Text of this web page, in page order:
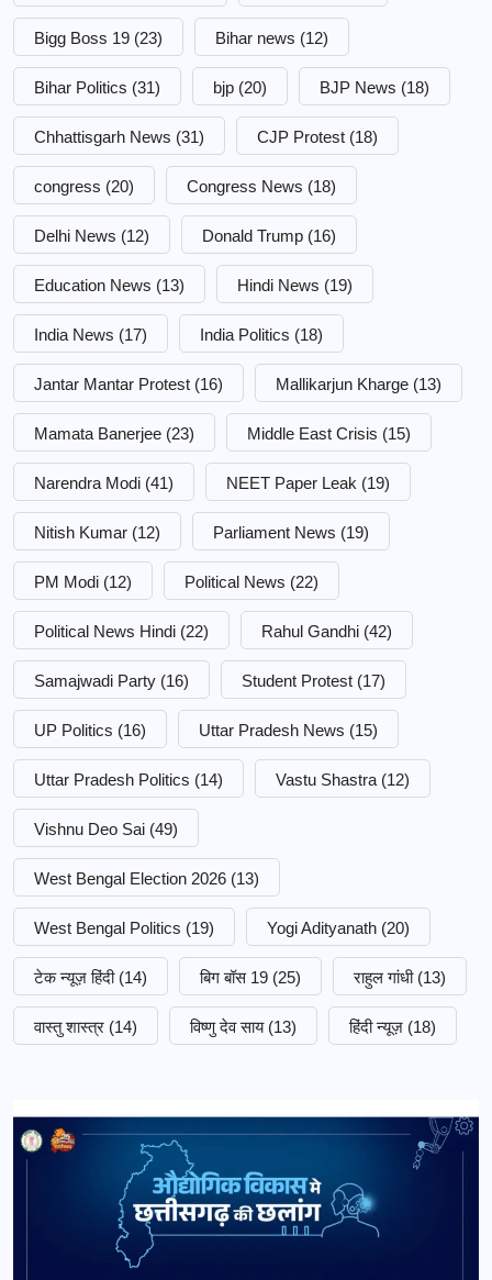
Bigg Boss 19 (23) Bihar news (12)
Bihar Politics (31) bjp (20) BJP News (18)
Chhattisgarh News (31) CJP Protest (18)
congress (20) Congress News (18)
Delhi News (12) Donald Trump (16)
Education News (13) Hindi News (19)
India News (17) India Politics (18)
Jantar Mantar Protest (16) Mallikarjun Kharge (13)
Mamata Banerjee (23) Middle East Crisis (15)
Narendra Modi (41) NEET Paper Leak (19)
Nitish Kumar (12) Parliament News (19)
PM Modi (12) Political News (22)
Political News Hindi (22) Rahul Gandhi (42)
Samajwadi Party (16) Student Protest (17)
UP Politics (16) Uttar Pradesh News (15)
Uttar Pradesh Politics (14) Vastu Shastra (12)
Vishnu Deo Sai (49)
West Bengal Election 2026 (13)
West Bengal Politics (19) Yogi Adityanath (20)
टेक न्यूज़ हिंदी (14) बिग बॉस 19 (25) राहुल गांधी (13)
वास्तु शास्त्र (14) विष्णु देव साय (13) हिंदी न्यूज़ (18)